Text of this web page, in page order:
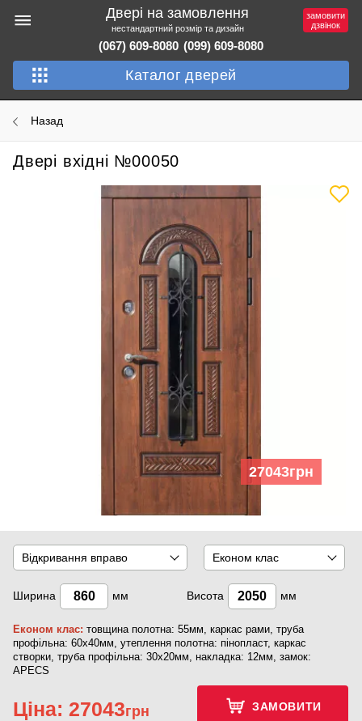
Двері на замовлення
нестандартний розмір та дизайн
(067) 609-8080 (099) 609-8080
Каталог дверей
замовити
дзвінок
Назад
Двері вхідні №00050
27043грн
Відкривання вправо Економ клас
Ширина мм Висота мм
Економ клас: товщина полотна: 55мм, каркас рами, труба
профільна: 60х40мм, утеплення полотна: пінопласт, каркас
створки, труба профільна: 30х20мм, накладка: 12мм, замок:
APECS
Ціна: 27043грн ЗАМОВИТИ